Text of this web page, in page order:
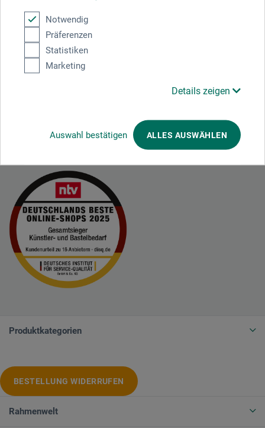
Notwendig
Präferenzen
Statistiken
Marketing
Details zeigen
Auswahl bestätigen ALLES AUSWÄHLEN
sicherzustellen, dass es es sich um echte Bewertungen handelt.Mehr
Informationen
Produktkategorien
BESTELLUNG WIDERRUFEN
Rahmenwelt